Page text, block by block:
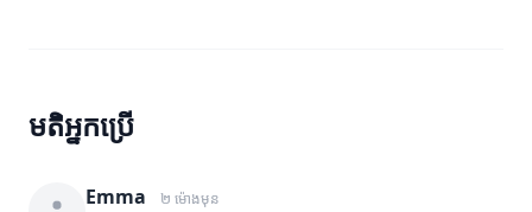
មតិអ្នកប្រើ
Emma ២ ម៉ោងមុន